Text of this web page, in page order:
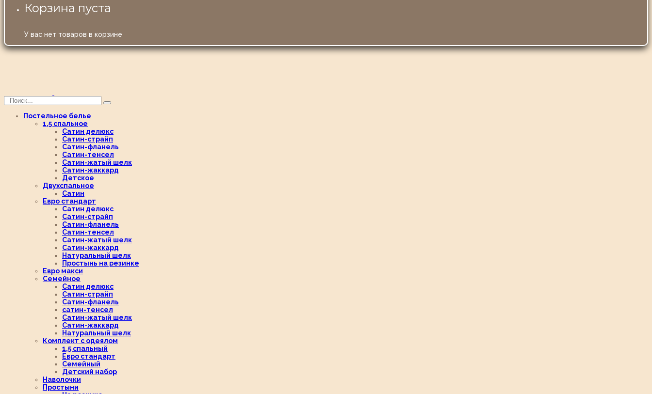
Корзина пуста
У вас нет товаров в корзине
Постельное белье
1,5 спальное
Сатин делюкс
Сатин-страйп
Сатин-фланель
Сатин-тенсел
Сатин-жатый шелк
Сатин-жаккард
Детское
Двухспальное
Сатин
Евро стандарт
Сатин делюкс
Сатин-страйп
Сатин-фланель
Сатин-тенсел
Сатин-жатый шелк
Сатин-жаккард
Натуральный шелк
Простынь на резинке
Евро макси
Семейное
Сатин делюкс
Сатин-страйп
Сатин-фланель
сатин-тенсел
Сатин-жатый шелк
Сатин-жаккард
Натуральный шелк
Комплект с одеялом
1,5 спальный
Евро стандарт
Семейный
Детский набор
Наволочки
Простыни